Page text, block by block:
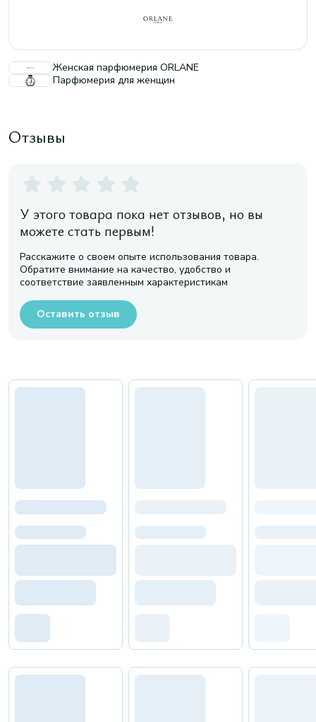
Женская парфюмерия ORLANE
Парфюмерия для женщин
Отзывы
У этого товара пока нет отзывов, но вы
можете стать первым!
Расскажите о своем опыте использования товара.
Обратите внимание на качество, удобство и
соответствие заявленным характеристикам
Оставить отзыв